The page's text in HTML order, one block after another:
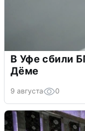
В Уфе сбили
Дёме
9 августа 0